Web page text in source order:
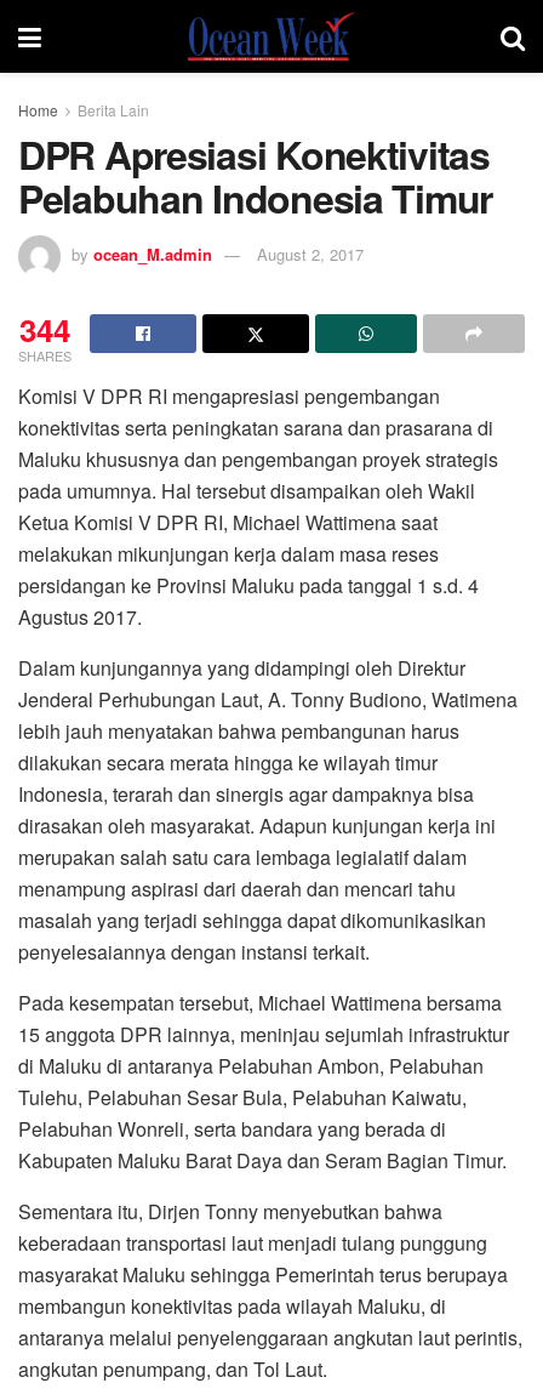
Home Berita Lain
DPR Apresiasi Konektivitas
Pelabuhan Indonesia Timur
by ocean_M.admin August 2, 2017
344
SHARES
Komisi V DPR RI mengapresiasi pengembangan
konektivitas serta peningkatan sarana dan prasarana di
Maluku khususnya dan pengembangan proyek strategis
pada umumnya. Hal tersebut disampaikan oleh Wakil
Ketua Komisi V DPR RI, Michael Wattimena saat
melakukan mikunjungan kerja dalam masa reses
persidangan ke Provinsi Maluku pada tanggal 1 s.d. 4
Agustus 2017.
Dalam kunjungannya yang didampingi oleh Direktur
Jenderal Perhubungan Laut, A. Tonny Budiono, Watimena
lebih jauh menyatakan bahwa pembangunan harus
dilakukan secara merata hingga ke wilayah timur
Indonesia, terarah dan sinergis agar dampaknya bisa
dirasakan oleh masyarakat. Adapun kunjungan kerja ini
merupakan salah satu cara lembaga legialatif dalam
menampung aspirasi dari daerah dan mencari tahu
masalah yang terjadi sehingga dapat dikomunikasikan
penyelesaiannya dengan instansi terkait.
Pada kesempatan tersebut, Michael Wattimena bersama
15 anggota DPR lainnya, meninjau sejumlah infrastruktur
di Maluku di antaranya Pelabuhan Ambon, Pelabuhan
Tulehu, Pelabuhan Sesar Bula, Pelabuhan Kaiwatu,
Pelabuhan Wonreli, serta bandara yang berada di
Kabupaten Maluku Barat Daya dan Seram Bagian Timur.
Sementara itu, Dirjen Tonny menyebutkan bahwa
keberadaan transportasi laut menjadi tulang punggung
masyarakat Maluku sehingga Pemerintah terus berupaya
membangun konektivitas pada wilayah Maluku, di
antaranya melalui penyelenggaraan angkutan laut perintis,
angkutan penumpang, dan Tol Laut.